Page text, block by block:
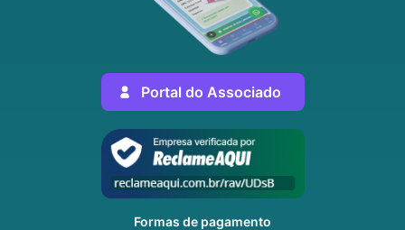
Portal do Associado
Formas de pagamento